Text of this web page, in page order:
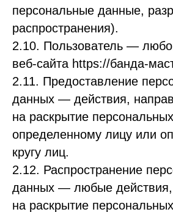
персональные данные,
распространения).
2.10. Пользователь —
веб-сайта https://банда-
2.11. Предоставление
данных — действия,
на раскрытие
определенному лицу или
кругу лиц.
2.12. Распространение
данных — любые
на раскрытие